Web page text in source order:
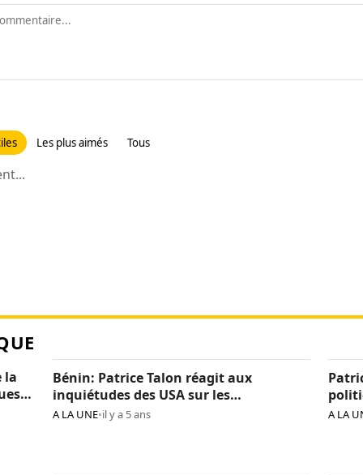
Les plus aimés Tous
la
Bénin: Patrice Talon réagit aux
inquiétudes des USA sur les
« arrestations d’opposants »
A LA UNE•il y a 5 ans A LA